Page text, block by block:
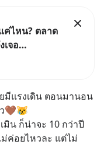
ไหน? ตลาด
จอ
าที่คิด และ
ษฐกิจไทย
มีแรงเดิน ตอนมานอน
🤎😿
มิน ก็น่าจะ 10 กว่าปี
ค่อยไหวละ แต่ไม่